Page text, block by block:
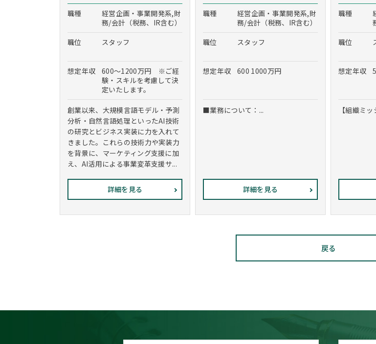
職種
経営企画・事業開発系,財
務/会計（税務、IR含む）
職位
スタッフ
想定年収
600～1200万円 ※ご経
験・スキルを考慮して決
定いたします。
創業以来、大規模言語モデル・予測
分析・自然言語処理といったAI技術
の研究とビジネス実装に力を入れて
きました。これらの技術力や実装力
を背景に、マーケティング支援に加
え、AI活用による事業変革支援サ...
詳細を見る
職種
経営企画・事業開発系,財
務/会計（税務、IR含む）
職位
スタッフ
想定年収 600 1000万円
■業務について：...
詳細を見る
職種
職位
想定年収
【組織ミ
戻る